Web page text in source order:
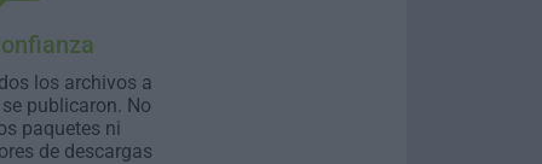
los archivos a
publicaron. No
paquetes ni
de descargas